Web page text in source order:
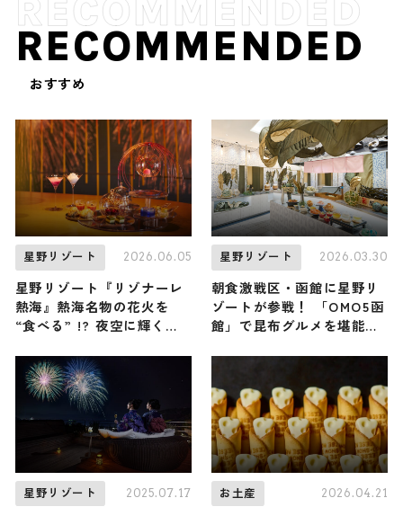
RECOMMENDED
おすすめ
星野リゾート 2026.06.05
星野リゾート『リゾナーレ
熱海』熱海名物の花火を
“食べる” !? 夜空に輝く大
アフタヌーンティー』が初
開催！
星野リゾート 2026.03.30
朝食激戦区・函館に星野リ
ゾートが参戦！ 「OMO5函
館」で昆布グルメを堪能し
フェ』が開催中 / 職人によ
るおぼろ昆布削り実演は必
見
星野リゾート 2025.07.17 お土産 2026.04.21